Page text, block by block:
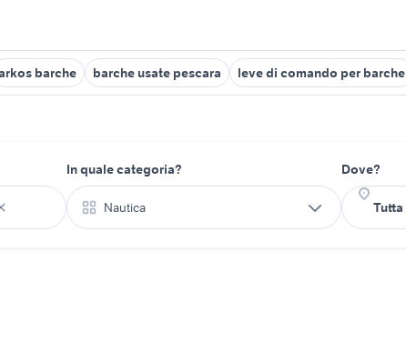
barche barche usate pescara leve di comando per barche
In quale categoria?
Nautica
Dove?